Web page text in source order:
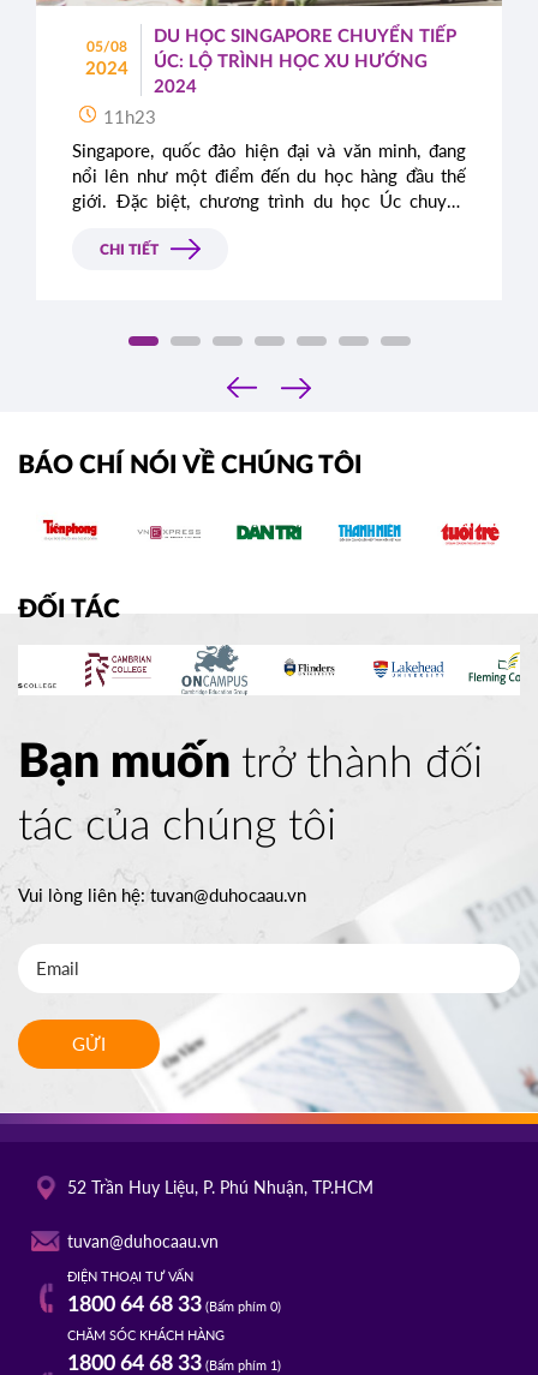
05/08
2024
DU HỌC SINGAPORE CHUYỂN TIẾP
ÚC: LỘ TRÌNH HỌC XU HƯỚNG
2024
11h23
Singapore, quốc đảo hiện đại và văn minh, đang
nổi lên như một điểm đến du học hàng đầu thế
giới. Đặc biệt, chương trình du học Úc chuyển
cánh cửa đến bằng cấp quốc tế danh giá.
CHI TIẾT
‹
›
BÁO CHÍ NÓI VỀ CHÚNG TÔI
ĐỐI TÁC
Bạn muốn trở thành đối
tác của chúng tôi
Vui lòng liên hệ: tuvan@duhocaau.vn
GỬI
52 Trần Huy Liệu, P. Phú Nhuận, TP.HCM
tuvan@duhocaau.vn
ĐIỆN THOẠI TƯ VẤN
1800 64 68 33(Bấm phím 0)
CHĂM SÓC KHÁCH HÀNG
1800 64 68 33(Bấm phím 1)